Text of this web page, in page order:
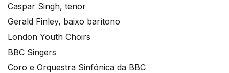
Caspar Singh, tenor
Gerald Finley, baixo barítono
London Youth Choirs
BBC Singers
Coro e Orquestra Sinfónica da BBC